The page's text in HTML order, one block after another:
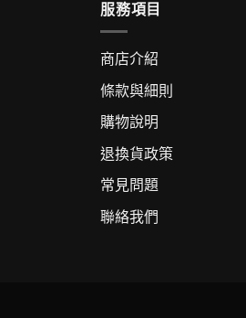
服務項目
商店介紹
條款與細則
購物說明
退換貨政策
常見問題
聯絡我們